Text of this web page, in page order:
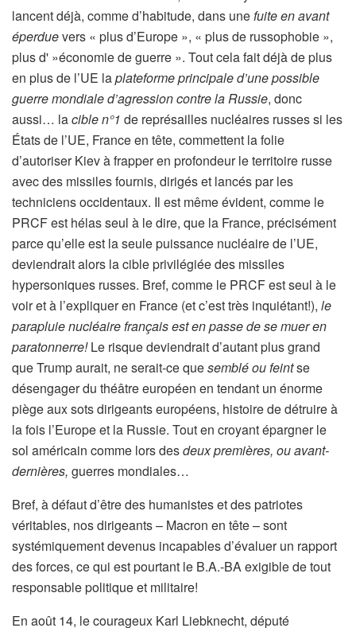
lancent déjà, comme d’habitude, dans unefuite en avant
éperduevers « plus d’Europe », « plus de russophobie »,
plus d' »économie de guerre ». Tout cela fait déjà de plus
en plus de l’UE laplateforme principale d’une possible
guerre mondiale d’agression contre la Russie, donc
aussi… lacible n°1 de représailles nucléaires russes si les
États de l’UE, France en tête, commettent la folie
d’autoriser Kiev à frapper en profondeur le territoire russe
avec des missiles fournis, dirigés et lancés par les
techniciens occidentaux. Il est même évident, comme le
PRCF est hélas seul à le dire, que la France, précisément
parce qu’elle est la seule puissance nucléaire de l’UE,
deviendrait alors la cible privilégiée des missiles
hypersoniques russes. Bref, comme le PRCF est seul à le
voir et à l’expliquer en France (et c’est très inquiétant!), le
parapluie nucléaire français est en passe de se muer en
paratonnerre!Le risque deviendrait d’autant plus grand
que Trump aurait, ne serait-ce quesemblé ou feintse
désengager du théâtre européen en tendant un énorme
piège aux sots dirigeants européens, histoire de détruire à
la fois l’Europe et la Russie. Tout en croyant épargner le
sol américain comme lors desdeuxpremières, ou avant-
dernières, guerres mondiales…
Bref, à défaut d’être des humanistes et des patriotes
véritables, nos dirigeants – Macron en tête – sont
systémiquement devenus incapables d’évaluer un rapport
des forces, ce qui est pourtant le B.A.-BA exigible de tout
responsable politique et militaire!
En août 14, le courageux Karl Liebknecht, député